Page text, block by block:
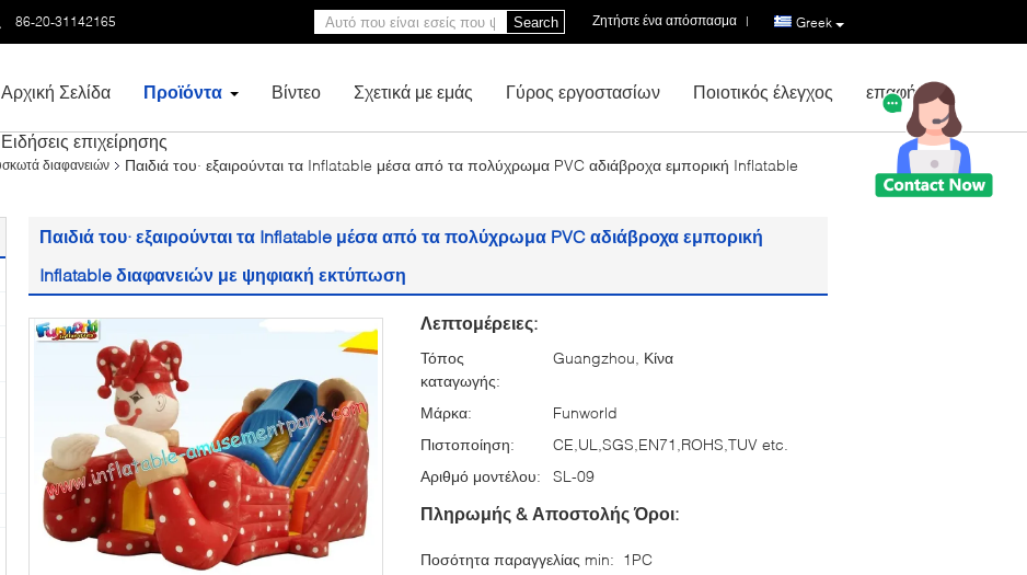
86-20-31142165 Greek
Ζητήστε ένα απόσπασμα |
Search
Αρχική Σελίδα Προϊόντα Βίντεο Σχετικά με εμάς Γύρος εργοστασίων Ποιοτικός έλεγχος επαφή
Ειδήσεις επιχείρησης
διαφανειών
Παιδιά του· εξαιρούνται τα Inflatable μέσα από τα πολύχρωμα PVC αδιάβροχα εμπορική Inflatable
Παιδιά του· εξαιρούνται τα Inflatable μέσα από τα πολύχρωμα PVC αδιάβροχα εμπορική
Inflatable διαφανειών με ψηφιακή εκτύπωση
Λεπτομέρειες:
Τόπος
καταγωγής:
Guangzhou, Κίνα
Μάρκα:
Funworld
Πιστοποίηση:
CE,UL,SGS,EN71,ROHS,TUV etc.
Αριθμό μοντέλου:
SL-09
Πληρωμής & Αποστολής Όροι:
Ποσότητα παραγγελίας min: 1PC